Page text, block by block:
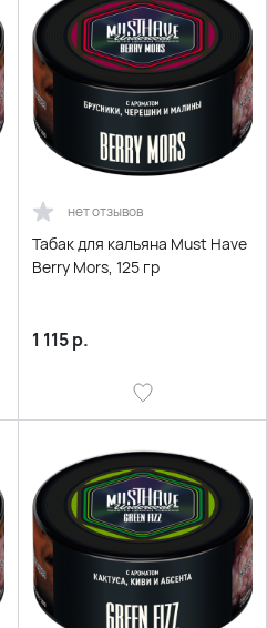
нет отзывов
Табак для кальяна Must Have
Berry Mors, 125 гр
1 115р.